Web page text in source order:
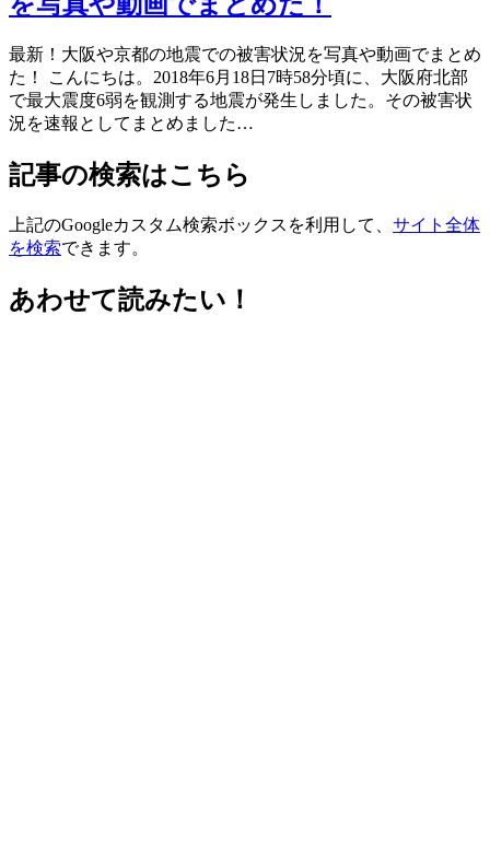
最新！大阪や京都の地震での被害状況を写真や動画でまとめ
た！ こんにちは。2018年6月18日7時58分頃に、大阪府北部
で最大震度6弱を観測する地震が発生しました。その被害状
況を速報としてまとめました…
記事の検索はこちら
上記のGoogleカスタム検索ボックスを利用して、 サイト全体
を検索できます。
あわせて読みたい！